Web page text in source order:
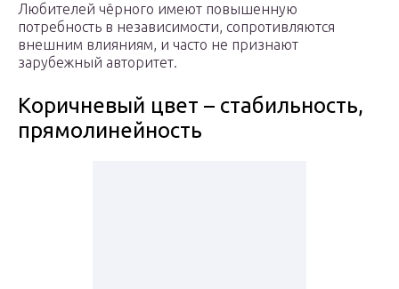
Любителей чёрного имеют повышенную
потребность в независимости, сопротивляются
внешним влияниям, и часто не признают
зарубежный авторитет.
Коричневый цвет – стабильность,
прямолинейность